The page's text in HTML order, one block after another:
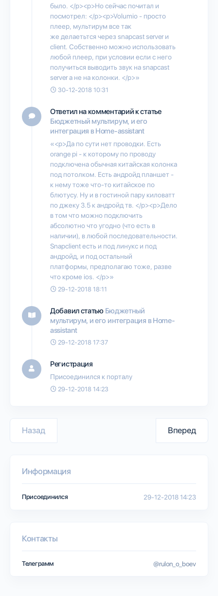
было. </p><p>Но сейчас почитал и
посмотрел: </p><p>Volumio - просто
плеер, мультирум все так
же делаетьтся через snapcast server и
client. Собственно можно использовать
любой плеер, при условии если с него
получиться выводить звук на snapcast
server а не на колонки. </p>»
30-12-2018 10:31
Ответил на комментарий к статье
Бюджетный мультирум, и его
интеграция в Home-assistant
«<p>Да по сути нет проводки. Есть
orange pi - к которому по проводу
подключена обычная китайская колонка
под потолком. Есть андройд планшет -
к нему тоже что-то китайское по
блютусу. Ну и в гостиной пару киловатт
по джеку 3.5 к андройд тв. </p><p>Дело
в том что можно подключить
абсолютно что угодно (что есть в
наличии), в любой последовательности.
Snapclient есть и под линукс и под
андройд, и под остальный
платформы, предполагаю тоже, разве
что кроме ios. </p>»
29-12-2018 18:11
Добавил статью Бюджетный
мультирум, и его интеграция в Home-
assistant
29-12-2018 17:37
Регистрация
Присоединился к порталу
29-12-2018 14:23
Назад Вперед
Информация
Присоединился 29-12-2018 14:23
Контакты
Телеграмм @rulon_o_boev